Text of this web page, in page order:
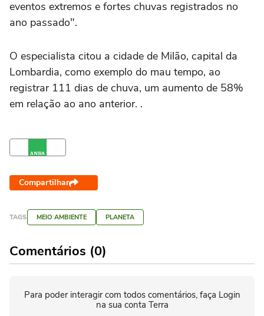
eventos extremos e fortes chuvas registrados no
ano passado".
O especialista citou a cidade de Milão, capital da
Lombardia, como exemplo do mau tempo, ao
registrar 111 dias de chuva, um aumento de 58%
em relação ao ano anterior. .
Compartilhar
TAGS MEIO AMBIENTE PLANETA
Comentários (0)
Para poder interagir com todos comentários, faça Login
na sua conta Terra